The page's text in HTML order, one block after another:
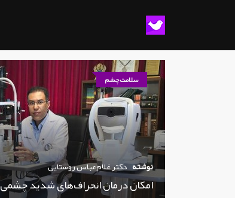
سلامت چشم
نوشته دکتر غلام‌عباس روستایی
امکان درمان انحراف‌های شدید چشمی